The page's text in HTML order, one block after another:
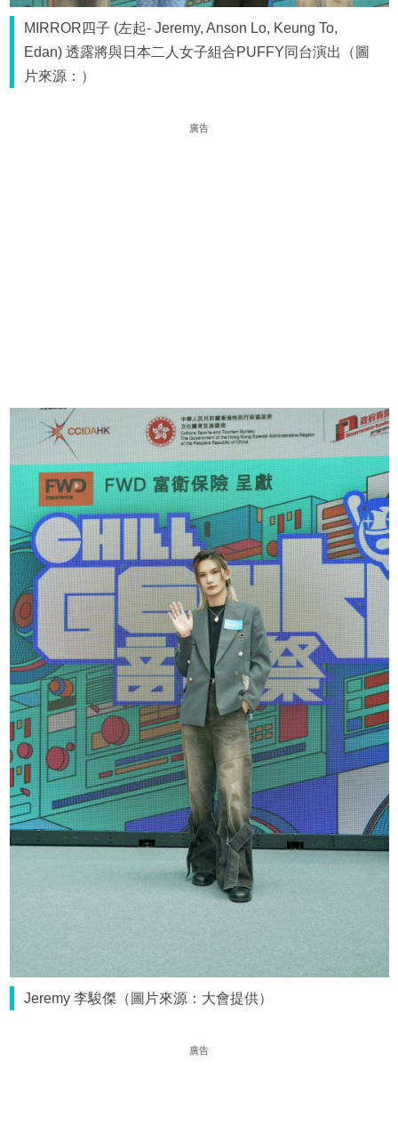
MIRROR四子 (左起- Jeremy, Anson Lo, Keung To,
Edan) 透露將與日本二人女子組合PUFFY同台演出（圖
片來源：）
廣告
Jeremy 李駿傑（圖片來源：大會提供）
廣告